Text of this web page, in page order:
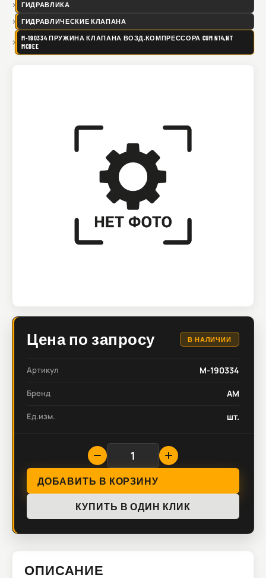
ГИДРАВЛИКА
ГИДРАВЛИЧЕСКИЕ КЛАПАНА
M-190334 ПРУЖИНА КЛАПАНА ВОЗД.КОМПРЕССОРА CUM N14,NT
MCBEE
Цена по запросу В НАЛИЧИИ
Артикул M-190334
Бренд AM
Ед.изм. шт.
ДОБАВИТЬ В КОРЗИНУ
КУПИТЬ В ОДИН КЛИК
ОПИСАНИЕ